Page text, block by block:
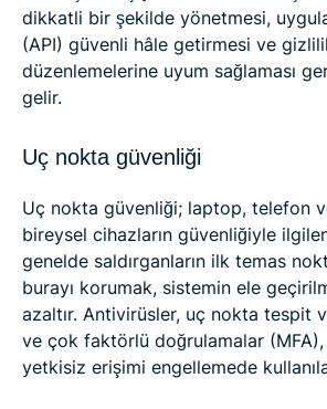
dikkatli bir şekilde yönetmesi,
(API) güvenli hâle getirmesi ve
düzenlemelerine uyum sağlaması
gelir.
Uç nokta güvenliği
Uç nokta güvenliği; laptop, telefon
bireysel cihazların güvenliğiyle
genelde saldırganların ilk temas
burayı korumak, sistemin ele
azaltır. Antivirüsler, uç nokta tespit
ve çok faktörlü doğrulamalar (MFA),
yetkisiz erişimi engellemede